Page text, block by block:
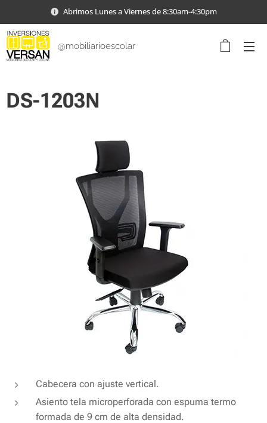
Abrimos Lunes a Viernes de 8:30am-4:30pm
@mobiliarioescolar
DS-1203N
Cabecera con ajuste vertical.
Asiento tela microperforada con espuma termo
formada de 9 cm de alta densidad.